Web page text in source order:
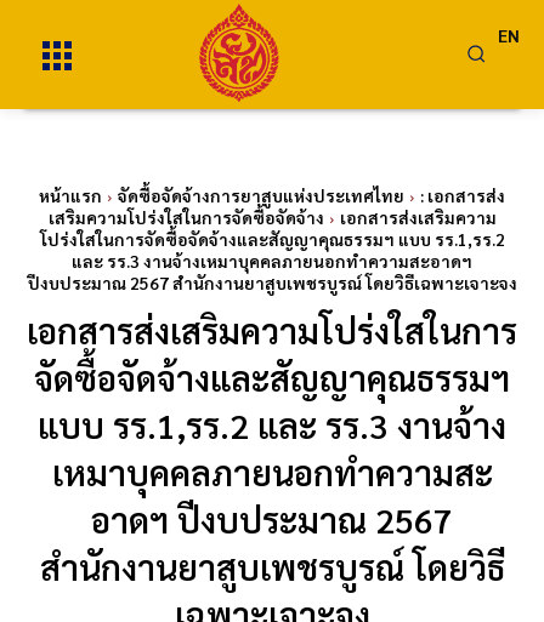
EN
หน้าแรก จัดซื้อจัดจ้างการยาสูบแห่งประเทศไทย
: เอกสารส่ง
เสริมความโปร่งใสในการจัดซื้อจัดจ้าง
เอกสารส่งเสริมความ
โปร่งใสในการจัดซื้อจัดจ้างและสัญญาคุณธรรมฯ แบบ รร.1,รร.2
และ รร.3 งานจ้างเหมาบุคคลภายนอกทำความสะอาดฯ
ปีงบประมาณ 2567 สำนักงานยาสูบเพชรบูรณ์ โดยวิธีเฉพาะเจาะจง
เอกสารส่งเสริมความโปร่งใสในการ
จัดซื้อจัดจ้างและสัญญาคุณธรรมฯ
แบบ รร.1,รร.2 และ รร.3 งานจ้าง
เหมาบุคคลภายนอกทำความสะ
อาดฯ ปีงบประมาณ 2567
สำนักงานยาสูบเพชรบูรณ์ โดยวิธี